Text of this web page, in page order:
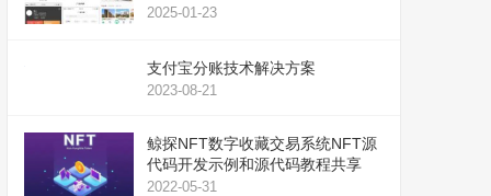
2025-01-23
支付宝分账技术解决方案
2023-08-21
鲸探NFT数字收藏交易系统NFT源
代码开发示例和源代码教程共享
2022-05-31